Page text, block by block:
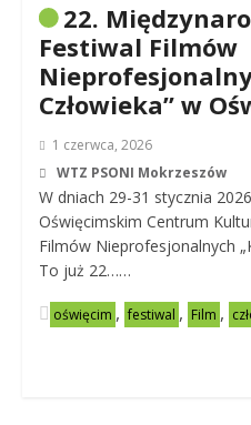
22.
Festiwal Filmów
Człowieka” w
1 czerwca, 2026
WTZ PSONI Mokrzeszów
W dniach 29-31 stycznia
Oświęcimskim Centrum
Filmów Nieprofesjonalnych
To już 22……
oświęcim , festiwal , Film ,